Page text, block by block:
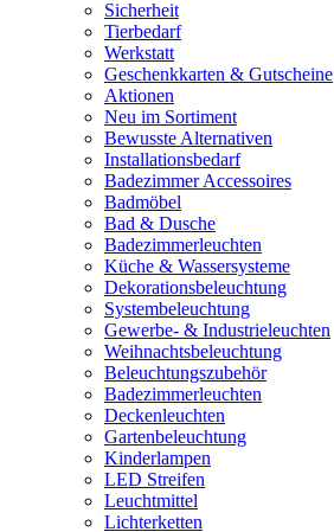
Sicherheit
Tierbedarf
Werkstatt
Geschenkkarten & Gutscheine
Aktionen
Neu im Sortiment
Bewusste Alternativen
Installationsbedarf
Badezimmer Accessoires
Badmöbel
Bad & Dusche
Badezimmerleuchten
Küche & Wassersysteme
Dekorationsbeleuchtung
Systembeleuchtung
Gewerbe- & Industrieleuchten
Weihnachtsbeleuchtung
Beleuchtungszubehör
Badezimmerleuchten
Deckenleuchten
Gartenbeleuchtung
Kinderlampen
LED Streifen
Leuchtmittel
Lichterketten